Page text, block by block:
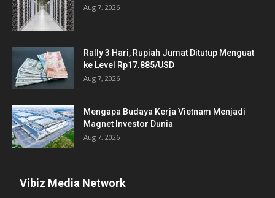
Aug 7, 2026
Rally 3 Hari, Rupiah Jumat Ditutup Menguat
ke Level Rp17.885/USD
Aug 7, 2026
Mengapa Budaya Kerja Vietnam Menjadi
Magnet Investor Dunia
Aug 7, 2026
Vibiz Media Network